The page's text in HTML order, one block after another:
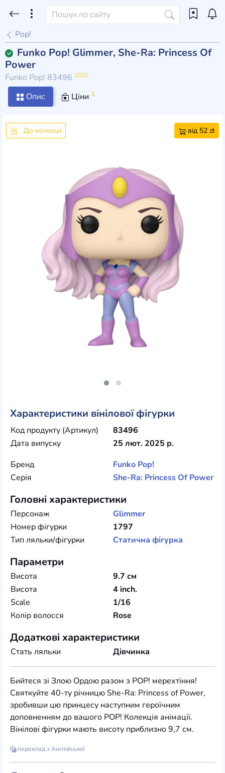
Pop!
Funko Pop! Glimmer, She-Ra: Princess Of
Power
Funko Pop! 83496 2025
Опис Ціни 3
До колекції від 52 zł
Характеристики вінілової фігурки
Код продукту (Артикул)
83496
Дата випуску
25 лют. 2025 р.
Бренд
Funko Pop!
Серія
She-Ra: Princess Of Power
Головні характеристики
Персонаж
Glimmer
Номер фігурки
1797
Тип ляльки/фігурки
Статична фігурка
Параметри
Висота
9.7 см
Висота
4 inch.
Scale
1/16
Колір волосся
Rose
Додаткові характеристики
Стать ляльки Дівчинка
Бийтеся зі Злою Ордою разом з POP! мерехтіння!
Святкуйте 40-ту річницю She-Ra: Princess of Power,
зробивши цю принцесу наступним героїчним
доповненням до вашого POP! Колекція анімації.
Вінілові фігурки мають висоту приблизно 9,7 см.
переклад з Англійської